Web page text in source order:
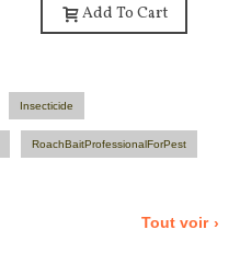
Add To Cart
Insecticide
RoachBaitProfessionalForPest
Tout voir